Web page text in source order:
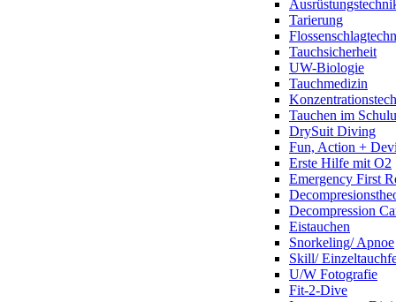
Tarierung
Tauchsicherheit
UW-Biologie
Tauchmedizin
Tauchen im
DrySuit Diving
Fun, Action +
Erste Hilfe mit O2
Emergency First
Decompression
Eistauchen
Snorkeling/ Apnoe
Skill/
U/W Fotografie
Fit-2-Dive